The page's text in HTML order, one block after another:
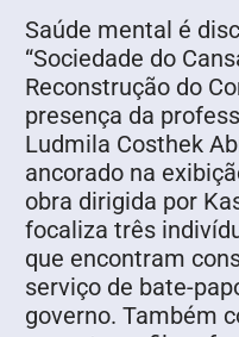
Saúde mental é
“Sociedade do
Reconstrução do
presença da
Ludmila Costhek
ancorado na
obra dirigida por
focaliza três
que encontram
serviço de bate-
governo. Também